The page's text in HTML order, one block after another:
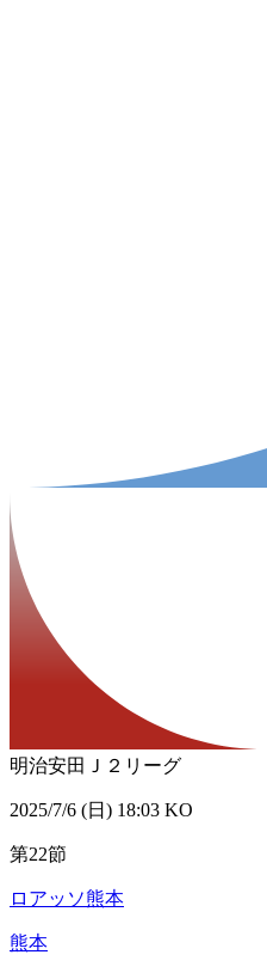
明治安田Ｊ２リーグ
2025/7/6 (日) 18:03 KO
第22節
ロアッソ熊本
熊本